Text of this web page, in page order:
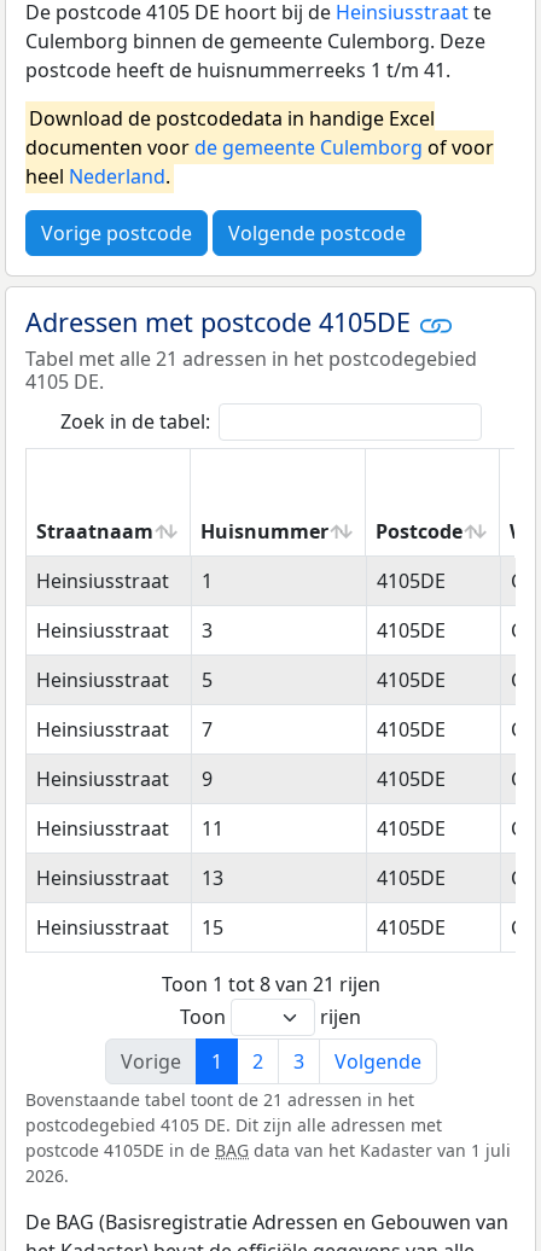
De postcode 4105 DE hoort bij de Heinsiusstraatte
Culemborg binnen de gemeente Culemborg. Deze
postcode heeft de huisnummerreeks 1 t/m 41.
Download de postcodedata in handige Excel
documenten voorde gemeente Culemborg of voor
heel Nederland.
Vorige postcode Volgende postcode
Adressen met postcode 4105DE
Tabel met alle 21 adressen in het postcodegebied
4105 DE.
Zoek in de tabel:
Straatnaam Huisnummer Postcode
Straatnaam
Huisnummer Postcode
Heinsiusstraat 1 4105DE
Heinsiusstraat
3 4105DE
Heinsiusstraat
5 4105DE
Heinsiusstraat
7 4105DE
Heinsiusstraat
9 4105DE
Heinsiusstraat
11 4105DE
Heinsiusstraat
13 4105DE
Heinsiusstraat
15 4105DE
Toon 1 tot 8 van 21 rijen
Toon
rijen
Vorige
1 2 3 Volgende
Bovenstaande tabel toont de 21 adressen in het
postcodegebied 4105 DE. Dit zijn alle adressen met
postcode 4105DE in de BAG data van het Kadaster van 1 juli
2026.
De BAG (Basisregistratie Adressen en Gebouwen van